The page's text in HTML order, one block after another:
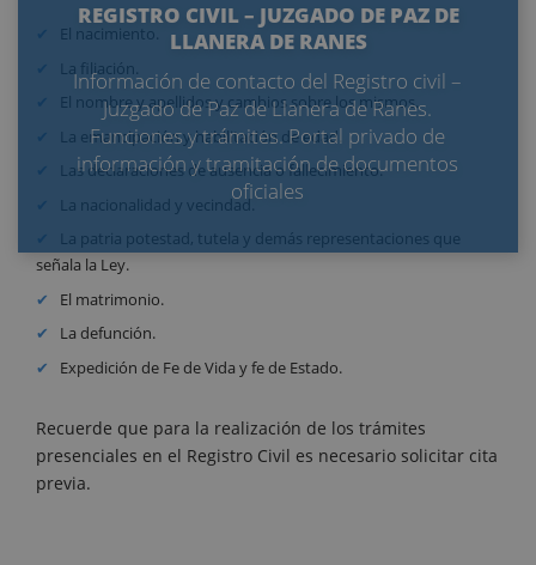
REGISTRO CIVIL – JUZGADO DE PAZ DE
LLANERA DE RANES
Información de contacto del Registro civil –
Juzgado de Paz de Llanera de Ranes.
Funciones y trámites. Portal privado de
información y tramitación de documentos
oficiales
El nacimiento.
La filiación.
El nombre y apellidos y cambios sobre los mismos.
La emancipación y habilitación de edad.
Las declaraciones de ausencia o fallecimiento.
La nacionalidad y vecindad.
La patria potestad, tutela y demás representaciones que
señala la Ley.
El matrimonio.
La defunción.
Expedición de Fe de Vida y fe de Estado.
Recuerde que para la realización de los trámites
presenciales en el Registro Civil es necesario solicitar cita
previa.